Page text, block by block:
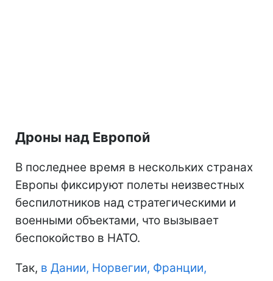
Дроны над Европой
В последнее время в нескольких странах
Европы фиксируют полеты неизвестных
беспилотников над стратегическими и
военными объектами, что вызывает
беспокойство в НАТО.
Так, в Дании, Норвегии, Франции,